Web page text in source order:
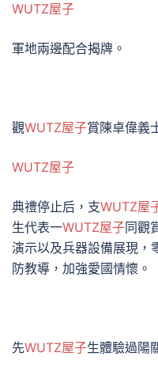
WUTZ屋子
軍地兩邊配合揭牌。
觀WUTZ屋子賞陳卓偉義
WUTZ屋子
典禮停止后，支WUTZ屋
生代表一WUTZ屋子同觀
演示以及兵器設備展現，
防教導，加強愛國情懷。
先WUTZ屋子生體驗過陽